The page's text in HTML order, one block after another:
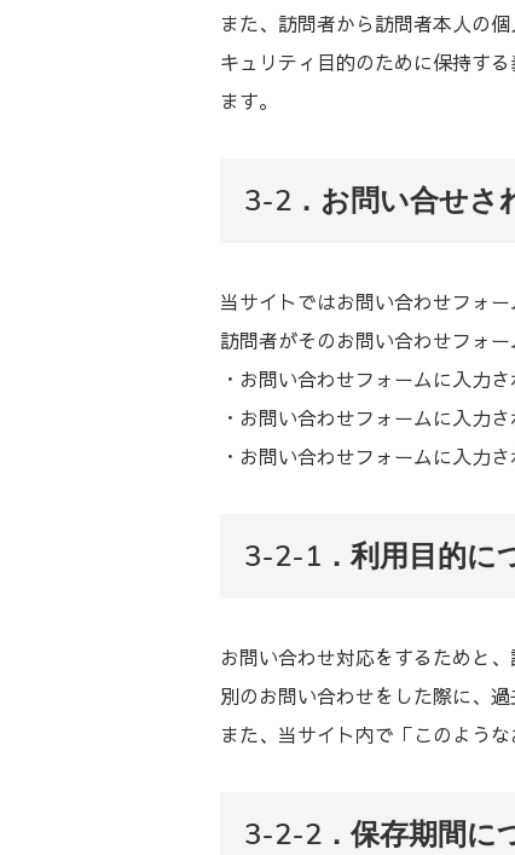
また、訪問者から訪問者本人の
キュリティ目的のために保持す
ます。
3-2．お問い合せさ
当サイトではお問い合わせフォー
訪問者がそのお問い合わせフォ
・お問い合わせフォームに入力さ
・お問い合わせフォームに入力
・お問い合わせフォームに入力
3-2-1．利用目的に
お問い合わせ対応をするためと
別のお問い合わせをした際に、
また、当サイト内で「このよう
3-2-2．保存期間に